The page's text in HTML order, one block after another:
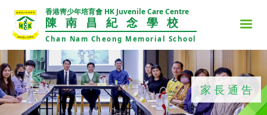
香港靑少年培育會 HK Juvenile Care Centre
陳南昌紀念學校
Chan Nam Cheong Memorial School
家長通告